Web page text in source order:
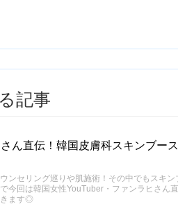
記事
ん直伝！韓国皮膚科スキンブー
ンセリング巡りや肌施術！その中でもスキン
今回は韓国女性YouTuber・ファンラヒさん
きます◎